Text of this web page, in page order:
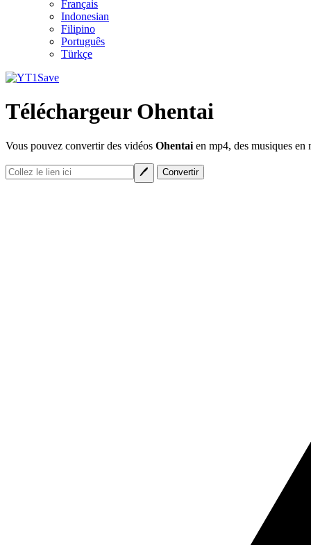
Français
Indonesian
Filipino
Português
Türkçe
Téléchargeur Ohentai
Vous pouvez convertir des vidéos Ohentai en mp4, des musiques